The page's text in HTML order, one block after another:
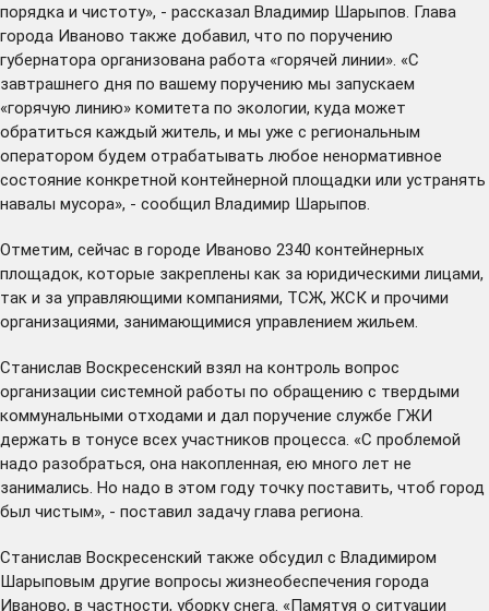
порядка и чистоту», - рассказал Владимир Шарыпов. Глава
города Иваново также добавил, что по поручению
губернатора организована работа «горячей линии». «С
завтрашнего дня по вашему поручению мы запускаем
«горячую линию» комитета по экологии, куда может
обратиться каждый житель, и мы уже с региональным
оператором будем отрабатывать любое ненормативное
состояние конкретной контейнерной площадки или устранять
навалы мусора», - сообщил Владимир Шарыпов.
Отметим, сейчас в городе Иваново 2340 контейнерных
площадок, которые закреплены как за юридическими лицами,
так и за управляющими компаниями, ТСЖ, ЖСК и прочими
организациями, занимающимися управлением жильем.
Станислав Воскресенский взял на контроль вопрос
организации системной работы по обращению с твердыми
коммунальными отходами и дал поручение службе ГЖИ
держать в тонусе всех участников процесса. «С проблемой
надо разобраться, она накопленная, ею много лет не
занимались. Но надо в этом году точку поставить, чтоб город
был чистым», - поставил задачу глава региона.
Станислав Воскресенский также обсудил с Владимиром
Шарыповым другие вопросы жизнеобеспечения города
Иваново, в частности, уборку снега. «Памятуя о ситуации